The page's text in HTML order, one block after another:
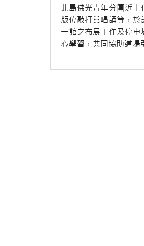
北島佛光青年分團近
版位敲打與唱誦等，
一館之布展工作及停
心學習，共同協助道場